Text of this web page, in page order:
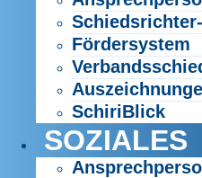
Fördersystem
SchiriBlick
SOZIALES